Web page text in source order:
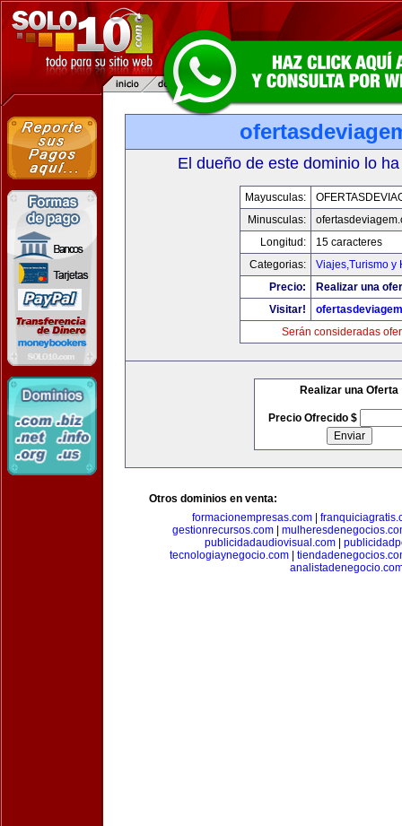
El dueño de este dominio lo
Mayusculas:
Minusculas:
Longitud:
15 caracteres
Categorias:
Viajes,Turismo y
Precio:
Realizar una
Visitar!
Serán consideradas
Realizar una Oferta
Precio Ofrecido $
Otros dominios en venta:
formacionempresas.com|
gestionrecursos.com|
publicidadaudiovisual.com|
tecnologiaynegocio.com